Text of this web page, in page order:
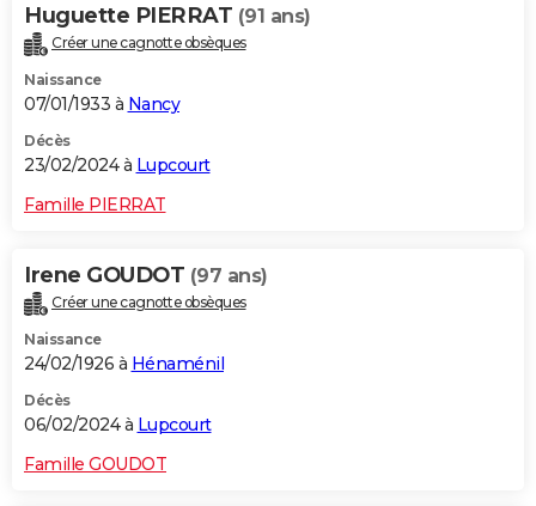
Carte de Noël
Carte Bonne année
Carte Saint-Valentin
Carte Pâques
Carte d'anniversaire
DICTIONNAIRE
Dictionnaire
Biographies
Citations
Expressions
Proverbes
PROGRAMME TV
S'inscrire
Se connecter
Lycées
Collèges
Primaires
Universités
Entreprises
Service militaire
Avis de recherche
AVIS DE DÉCÈS
FORUM
Huguette PIERRAT (91 ans)
Créer une cagnotte obsèques
Naissance
07/01/1933 à Nancy
Décès
23/02/2024 à Lupcourt
Famille PIERRAT
Irene GOUDOT (97 ans)
Créer une cagnotte obsèques
Naissance
24/02/1926 à Hénaménil
Décès
06/02/2024 à Lupcourt
Famille GOUDOT